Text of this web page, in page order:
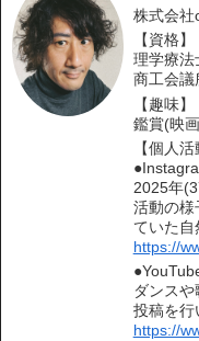
株式会社
【資格】
理学療法
商工会議
【趣味】
鑑賞(映
【個人活
2025年
活動の様
ていた自
https://
ダンス
投稿を行
https://